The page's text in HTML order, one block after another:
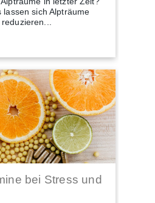
lassen sich Alpträume
bei Stress und